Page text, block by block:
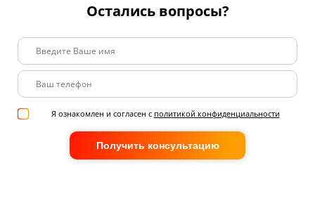
Остались вопросы?
Я ознакомлен и согласен с политикой конфиденциальности
Получить консультацию